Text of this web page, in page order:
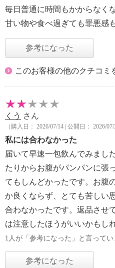
毎日普通に時間もかからなく
甘い物や食べ過ぎても罪悪感
参考になった
このお客様の他のクチコミ
くう さん
（購入日： 2026/07/14 | 公開日： 2026/07/
私には合わなかった
届いて早速一包飲んでみまし
たりからお腹がパンパンに張
てもしんどかったです。お腹
か良くならず、とても苦しい
合わなかったです。返品させ
は注意したほうがいいかもし
1人が「参考になった」と言ってい
参考になった